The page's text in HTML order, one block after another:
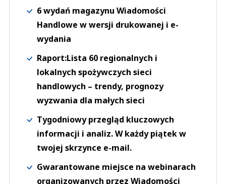
6 wydań magazynu Wiadomości
Handlowe w wersji drukowanej i e-
wydania
Raport:Lista 60 regionalnych i
lokalnych spożywczych sieci
handlowych – trendy, prognozy
wyzwania dla małych sieci
Tygodniowy przegląd kluczowych
informacji i analiz. W każdy piątek w
twojej skrzynce e-mail.
Gwarantowane miejsce na webinarach
organizowanych przez Wiadomości